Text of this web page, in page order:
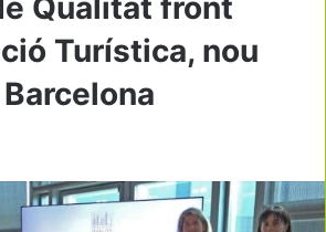
Qualitat front
Turística, nou